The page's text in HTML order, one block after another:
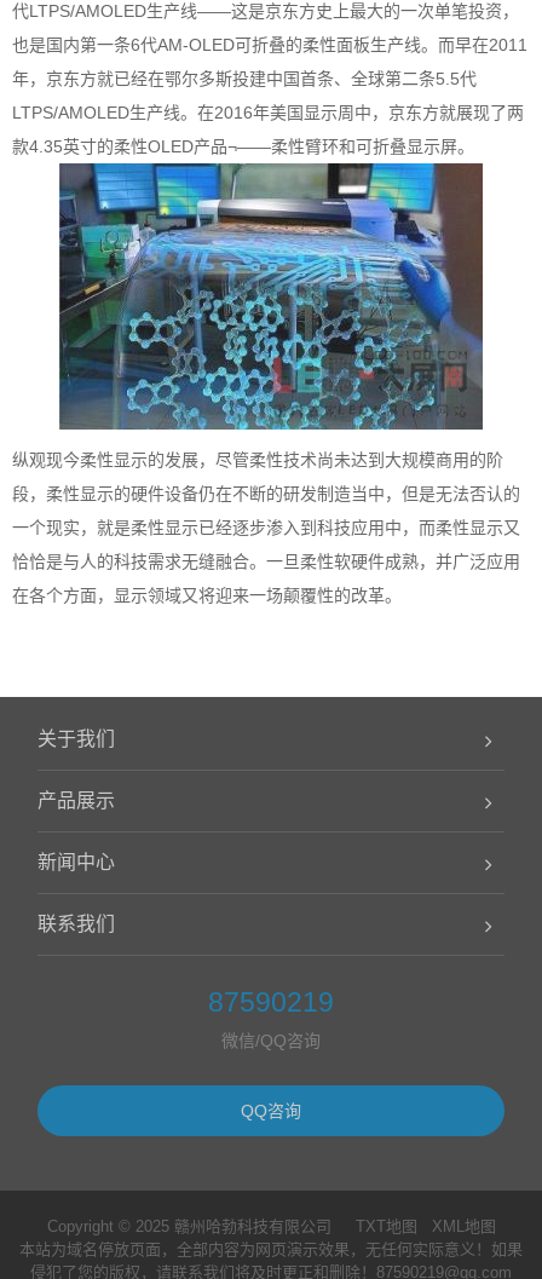
代LTPS/AMOLED生产线——这是京东方史上最大的一次单笔投资，
也是国内第一条6代AM-OLED可折叠的柔性面板生产线。而早在2011
年，京东方就已经在鄂尔多斯投建中国首条、全球第二条5.5代
LTPS/AMOLED生产线。在2016年美国显示周中，京东方就展现了两
款4.35英寸的柔性OLED产品¬——柔性臂环和可折叠显示屏。
纵观现今柔性显示的发展，尽管柔性技术尚未达到大规模商用的阶
段，柔性显示的硬件设备仍在不断的研发制造当中，但是无法否认的
一个现实，就是柔性显示已经逐步渗入到科技应用中，而柔性显示又
恰恰是与人的科技需求无缝融合。一旦柔性软硬件成熟，并广泛应用
在各个方面，显示领域又将迎来一场颠覆性的改革。
关于我们
产品展示
新闻中心
联系我们
87590219
微信/QQ咨询
QQ咨询
Copyright © 2025 赣州哈勃科技有限公司 TXT地图
XML地图
本站为域名停放页面，全部内容为网页演示效果，无任何实际意义！如果
侵犯了您的版权，请联系我们将及时更正和删除！87590219@qq.com